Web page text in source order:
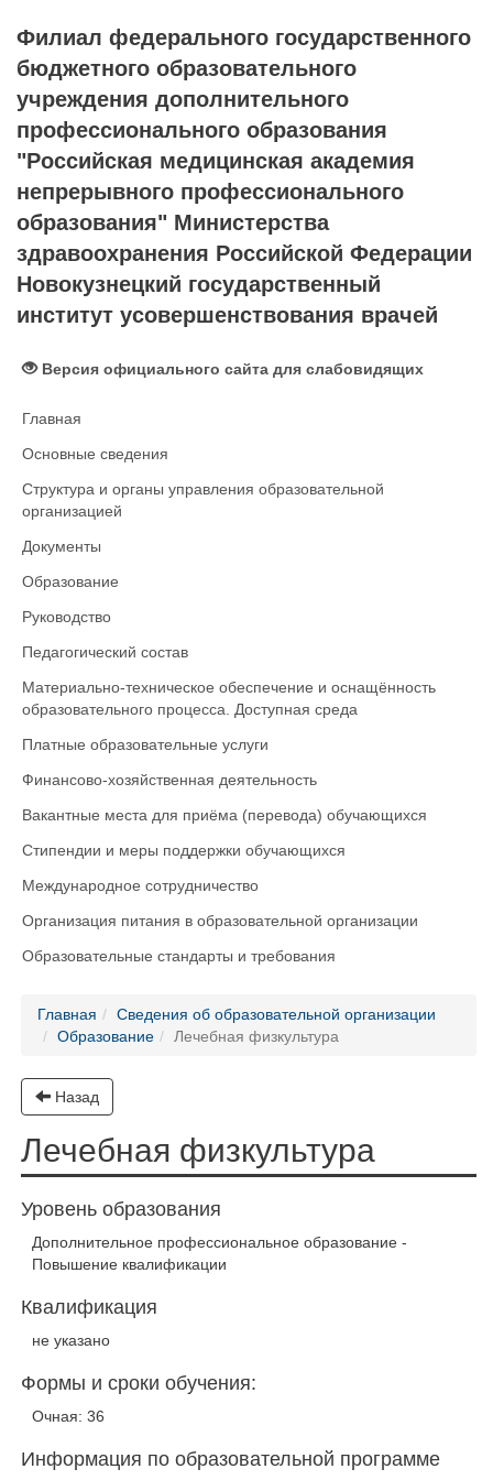
Филиал федерального государственного
бюджетного образовательного
учреждения дополнительного
профессионального образования
"Российская медицинская академия
непрерывного профессионального
образования" Министерства
здравоохранения Российской Федерации
Новокузнецкий государственный
институт усовершенствования врачей
Версия официального сайта для слабовидящих
Главная
Основные сведения
Структура и органы управления образовательной
организацией
Документы
Образование
Руководство
Педагогический состав
Материально-техническое обеспечение и оснащённость
образовательного процесса. Доступная среда
Платные образовательные услуги
Финансово-хозяйственная деятельность
Вакантные места для приёма (перевода) обучающихся
Стипендии и меры поддержки обучающихся
Международное сотрудничество
Организация питания в образовательной организации
Образовательные стандарты и требования
Главная
Сведения об образовательной организации
Образование
Лечебная физкультура
Назад
Лечебная физкультура
Уровень образования
Дополнительное профессиональное образование -
Повышение квалификации
Квалификация
не указано
Формы и сроки обучения:
Очная: 36
Информация по образовательной программе